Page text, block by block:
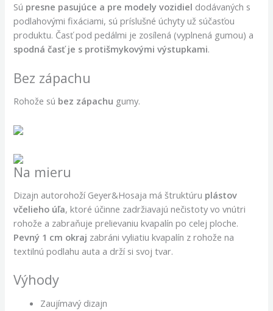
Sú presne pasujúce a pre modely vozidiel dodávaných s
podlahovými fixáciami, sú príslušné úchyty už súčasťou
produktu. Časť pod pedálmi je zosílená (vyplnená gumou) a
spodná časť je s protišmykovými výstupkami.
Bez zápachu
Rohože sú bez zápachu gumy.
Na mieru
Dizajn autorohoží Geyer&Hosaja má štruktúru plástov
včelieho úľa, ktoré účinne zadržiavajú nečistoty vo vnútri
rohože a zabraňuje prelievaniu kvapalín po celej ploche.
Pevný 1 cm okraj zabráni vyliatiu kvapalín z rohože na
textilnú podlahu auta a drží si svoj tvar.
Výhody
Zaujímavý dizajn